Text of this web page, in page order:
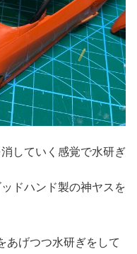
していく感覚で水研ぎ
ドハンド製の神ヤスを
あげつつ水研ぎをして